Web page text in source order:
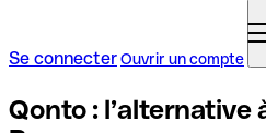
Se connecterOuvrir un compte
Qonto : l’alternative